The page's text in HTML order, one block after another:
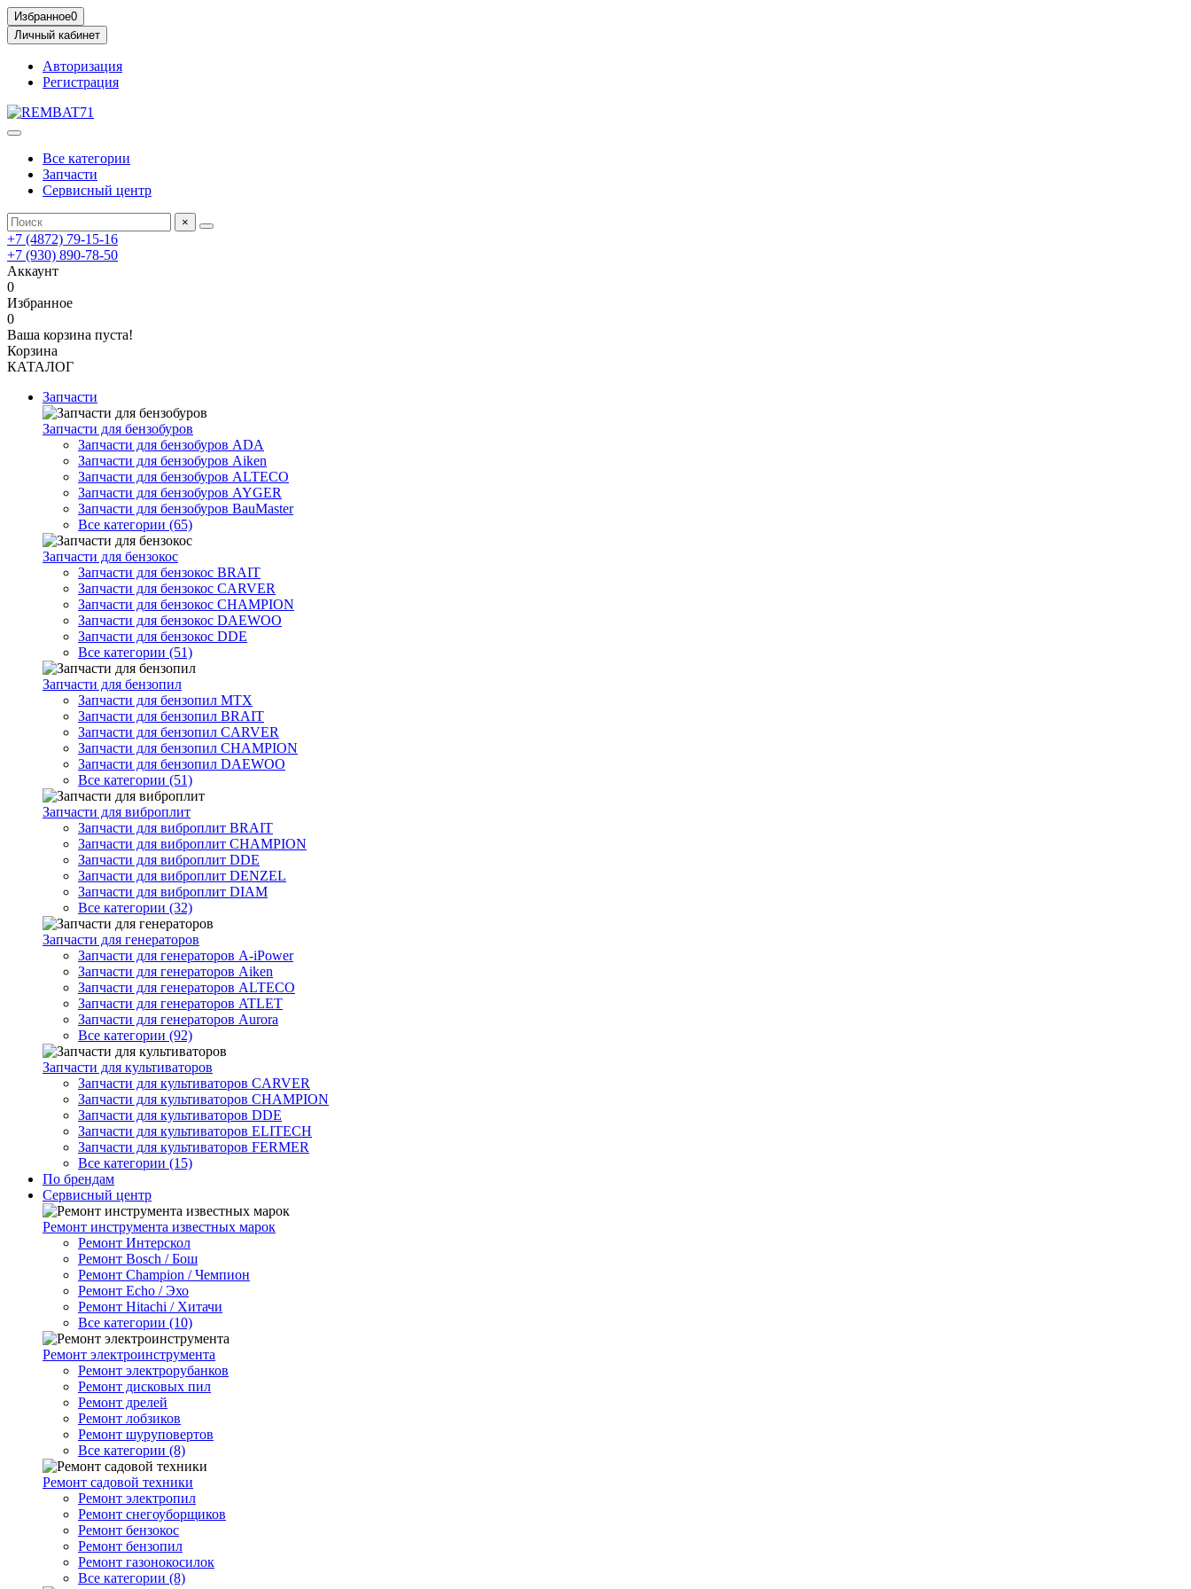
Избранное0
Личный кабинет
Авторизация
Регистрация
Все категории
Запчасти
Сервисный центр
×
+7 (4872) 79-15-16
+7 (930) 890-78-50
Аккаунт
0
Избранное
0
Ваша корзина пуста!
Корзина
КАТАЛОГ
Запчасти
Запчасти для бензобуров
Запчасти для бензобуров ADA
Запчасти для бензобуров Aiken
Запчасти для бензобуров ALTECO
Запчасти для бензобуров AYGER
Запчасти для бензобуров BauMaster
Все категории (65)
Запчасти для бензокос
Запчасти для бензокос BRAIT
Запчасти для бензокос CARVER
Запчасти для бензокос CHAMPION
Запчасти для бензокос DAEWOO
Запчасти для бензокос DDE
Все категории (51)
Запчасти для бензопил
Запчасти для бензопил MTX
Запчасти для бензопил BRAIT
Запчасти для бензопил CARVER
Запчасти для бензопил CHAMPION
Запчасти для бензопил DAEWOO
Все категории (51)
Запчасти для виброплит
Запчасти для виброплит BRAIT
Запчасти для виброплит CHAMPION
Запчасти для виброплит DDE
Запчасти для виброплит DENZEL
Запчасти для виброплит DIAM
Все категории (32)
Запчасти для генераторов
Запчасти для генераторов A-iPower
Запчасти для генераторов Aiken
Запчасти для генераторов ALTECO
Запчасти для генераторов ATLET
Запчасти для генераторов Aurora
Все категории (92)
Запчасти для культиваторов
Запчасти для культиваторов CARVER
Запчасти для культиваторов CHAMPION
Запчасти для культиваторов DDE
Запчасти для культиваторов ELITECH
Запчасти для культиваторов FERMER
Все категории (15)
По брендам
Сервисный центр
Ремонт инструмента известных марок
Ремонт Интерскол
Ремонт Bosch / Бош
Ремонт Champion / Чемпион
Ремонт Echo / Эхо
Ремонт Hitachi / Хитачи
Все категории (10)
Ремонт электроинструмента
Ремонт электрорубанков
Ремонт дисковых пил
Ремонт дрелей
Ремонт лобзиков
Ремонт шуруповертов
Все категории (8)
Ремонт садовой техники
Ремонт электропил
Ремонт снегоуборщиков
Ремонт бензокос
Ремонт бензопил
Ремонт газонокосилок
Все категории (8)